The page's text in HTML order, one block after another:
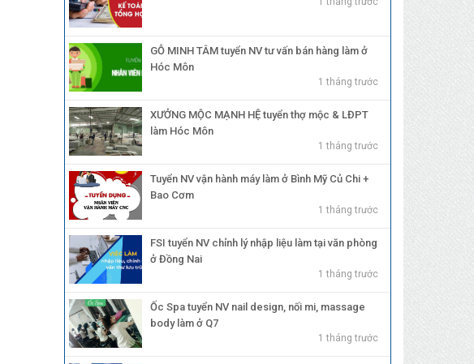
GỖ MINH TÂM tuyển NV tư vấn bán hàng làm ở
Hóc Môn
1 tháng trước
XƯỞNG MỘC MẠNH HỆ tuyển thợ mộc & LĐPT
làm Hóc Môn
1 tháng trước
Tuyển NV vận hành máy làm ở Bình Mỹ Củ Chi +
Bao Cơm
1 tháng trước
FSI tuyển NV chỉnh lý nhập liệu làm tại văn phòng
ở Đồng Nai
1 tháng trước
Ốc Spa tuyển NV nail design, nối mi, massage
body làm ở Q7
1 tháng trước